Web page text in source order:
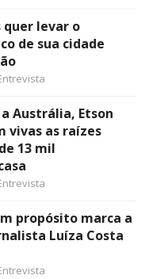
quer levar o
de sua cidade
Austrália, Etson
vivas as raízes
13 mil
propósito marca a
Luíza Costa